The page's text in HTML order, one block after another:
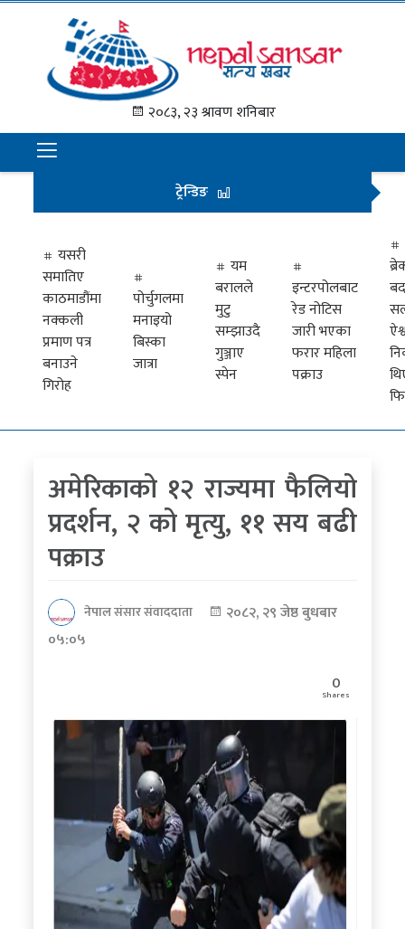
२०८३, २३ श्रावण शनिबार
समाचार
राजनीति
अन्तराष्ट्रिय
अर्थ
मनोरञ्जन
प्रवास
खेलकुद
पत्रपत्रिकाबाट
ट्रेन्डिङ
यसरी
समातिए
काठमाडौंमा
नक्कली
प्रमाण पत्र
बनाउने
गिरोह
पोर्चुगलमा
मनाइयो
बिस्का
जात्रा
यम
बरालले
मुटु
सम्झाउदै
गुञ्जाए
स्पेन
इन्टरपोलबाट
रेड नोटिस
जारी भएका
फरार महिला
पक्राउ
अमेरिकाको १२ राज्यमा फैलियो
प्रदर्शन, २ को मृत्यु, ११ सय बढी
पक्राउ
नेपाल संसार संवाददाता
२०८२, २९ जेष्ठ बुधबार
०५:०५
0
Shares